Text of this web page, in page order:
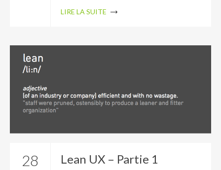
LIRE LA SUITE
28 Lean UX – Partie 1